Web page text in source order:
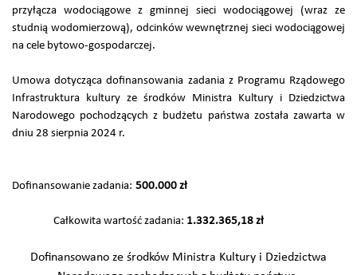
przyłącza wodociągowe z gminnej sieci wodociągowej (wraz ze
studnią wodomierzową), odcinków wewnętrznej sieci wodociągowej
na cele bytowo-gospodarczej.
Umowa dotycząca dofinansowania zadania z Programu Rządowego
Infrastruktura kultury ze środków Ministra Kultury i Dziedzictwa
Narodowego pochodzących z budżetu państwa została zawarta w
dniu 28 sierpnia 2024 r.
Dofinansowanie zadania: 500.000 zł
Całkowita wartość zadania: 1.332.365,18 zł
Dofinansowano ze środków Ministra Kultury i Dziedzictwa